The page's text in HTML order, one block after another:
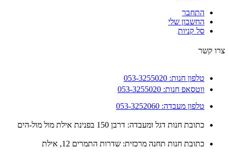
התחבר
החשבון שלי
סל קניות
קשר
טלפון חנות: 053-3255020
ווטסאפ חנות: 053-3255020
טלפון מעבדה: 053-3252060
כתובת חנות דגל ומעבדה: דרבן 150 בפנינת אילת מול מול-הים
כתובת חנות תחנה מרכזית: שדרות התמרים 12, אילת